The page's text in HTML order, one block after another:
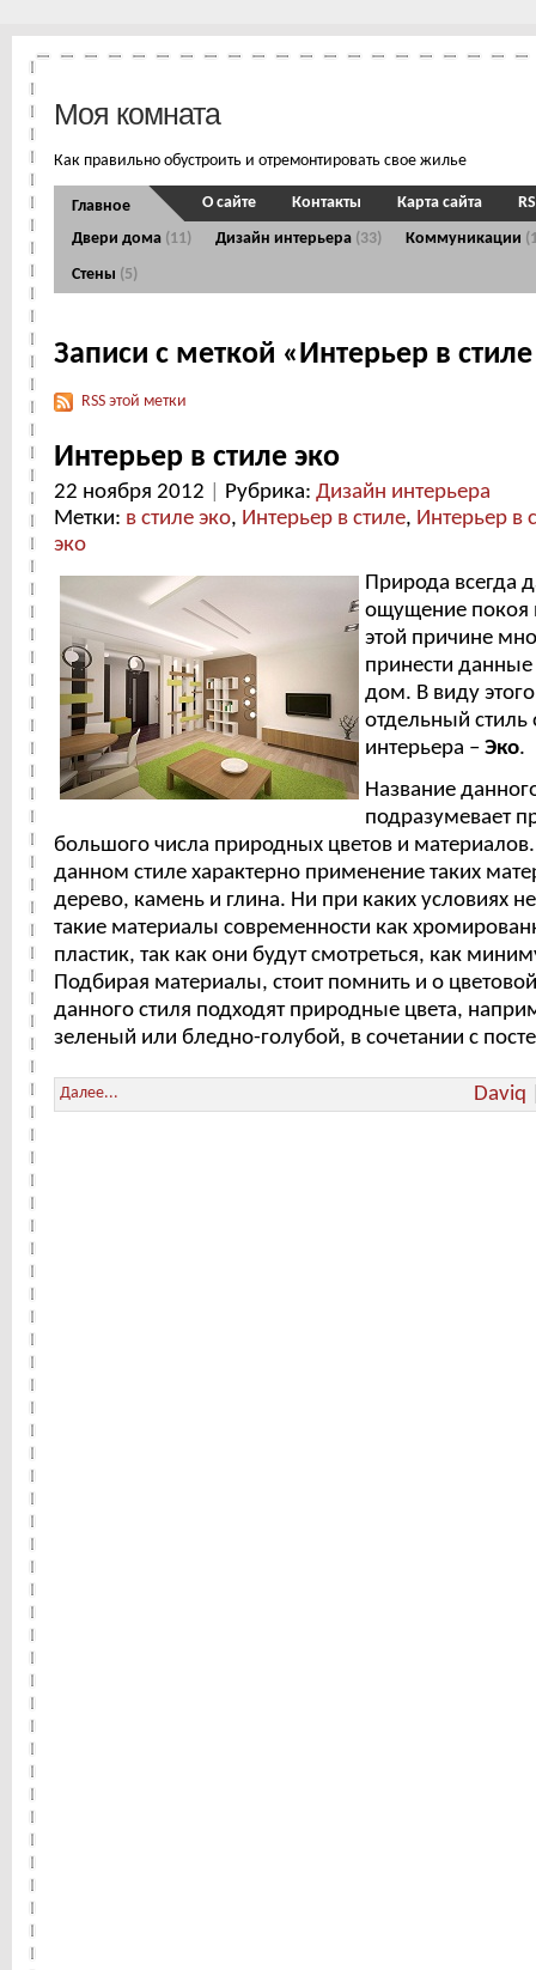
Моя комната
Как правильно обустроить и отремонтировать свое жилье
Главное
Двери дома (11) Дизайн интерьера (33) Коммуникации
Стены (5)
О сайте Контакты Карта сайта
Записи с меткой «Интерьер в
RSS этой метки
Интерьер в стиле эко
22 ноября 2012 Рубрика: Дизайн интерьера
Метки: в стиле эко, Интерьер в стиле, Интерьер в
эко
Природа всегда
ощущение покоя
этой причине
принести
дом. В виду
отдельный
интерьера – Эко.
Название
подразумевает
большого числа природных цветов и
данном стиле характерно применение таких
дерево, камень и глина. Ни при каких условиях
такие материалы современности как
пластик, так как они будут смотреться, как
Подбирая материалы, стоит помнить и о
данного стиля подходят природные цвета,
зеленый или бледно-голубой, в сочетании с
Далее... Daviq